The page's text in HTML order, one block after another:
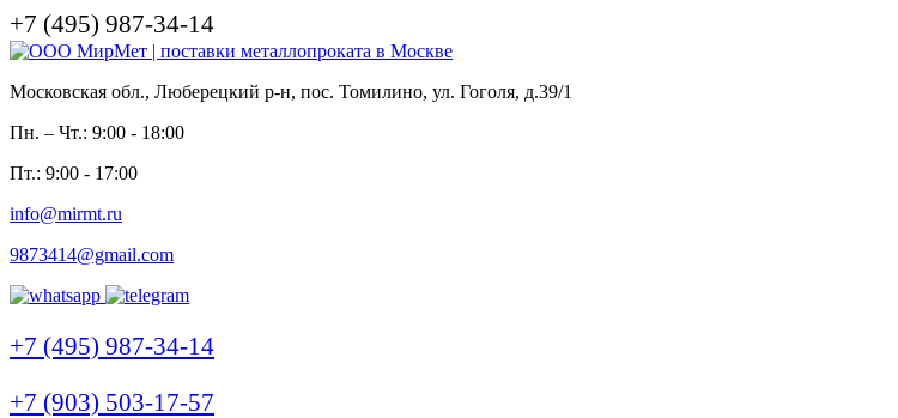
+7 (495) 987-34-14
Московская обл., Люберецкий р-н, пос. Томилино, ул. Гоголя, д.39/1
Пн. – Чт.: 9:00 - 18:00
Пт.: 9:00 - 17:00
info@mirmt.ru
9873414@gmail.com
+7 (495) 987-34-14
+7 (903) 503-17-57